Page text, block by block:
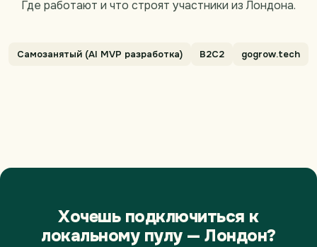
Где работают и что строят участники из Лондона.
Самозанятый (AI MVP разработка) B2C2 gogrow.tech
Хочешь подключиться к
локальному пулу — Лондон?